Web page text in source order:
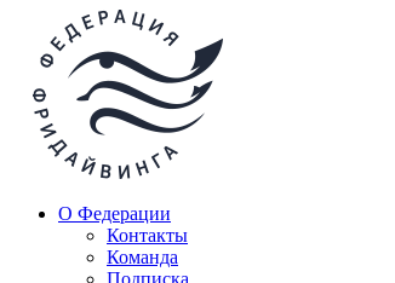
О Федерации
Контакты
Команда
Подписка